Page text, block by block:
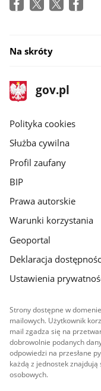
Na skróty
stopka
gov.pl
Strona
gov.pl
gov.pl
Polityka cookies
Służba cywilna
Profil zaufany
BIP
Prawa autorskie
Warunki korzystania
Geoportal
Deklaracja
Ustawienia
Strony dostępne w
mailowych. Użytkownik
mail zgadza się na
dobrowolnie podanych
odpowiedzi na przesłane
każdą z jednostek
osobowych.